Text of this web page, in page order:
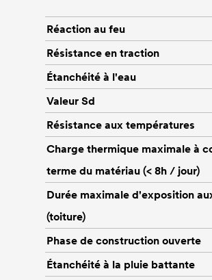
Réaction au feu
Résistance en traction
Étanchéité à l'eau
Valeur Sd
Résistance aux températures
Charge thermique maximale à
terme du matériau (< 8h / jour)
Durée maximale d'exposition
(toiture)
Phase de construction ouverte
Étanchéité à la pluie battante